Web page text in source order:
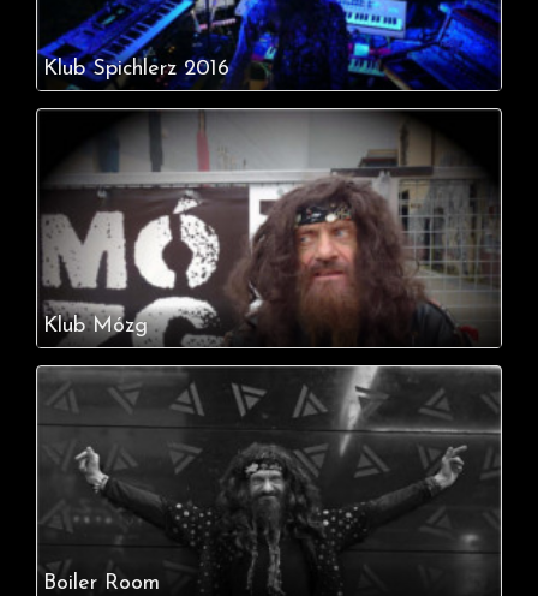
Klub Spichlerz 2016
Klub Mózg
Boiler Room